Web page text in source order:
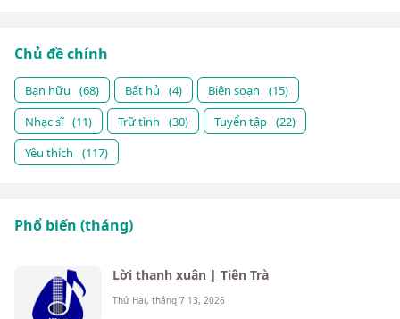
Chủ đề chính
Bạn hữu (68) Bất hủ (4) Biên soạn
(15)
Nhạc sĩ (11) Trữ tình (30) Tuyển tập (22)
Yêu thích
(117)
Phổ biến (tháng)
Lời thanh xuân | Tiên Trà
Thứ Hai, tháng 7 13, 2026